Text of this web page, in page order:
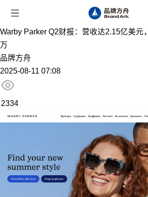
Warby Parker Q2财报：营收达2.15亿美元
万
品牌方舟
2025-08-11 07:08
2334